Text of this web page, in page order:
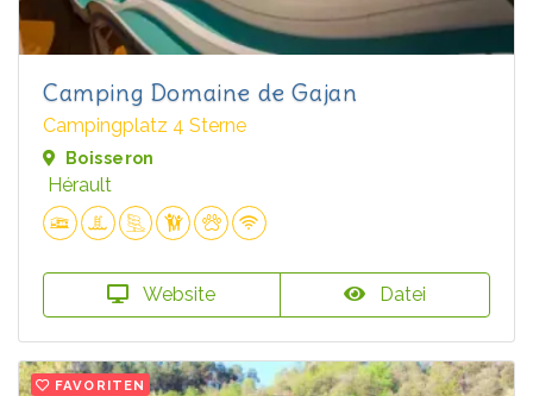
Camping Domaine de Gajan
Campingplatz 4 Sterne
Boisseron
Hérault
Website Datei
FAVORITEN